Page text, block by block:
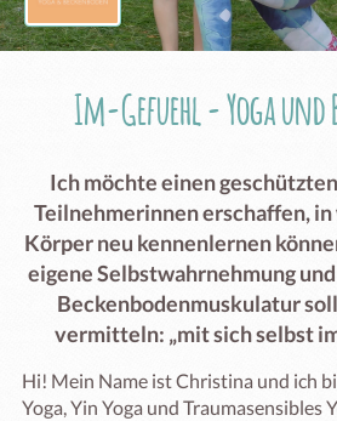
Im-Gefuehl - Yoga und
Ich möchte einen
Teilnehmerinnen erschaffen,
Körper neu kennenlernen
eigene Selbstwahrnehmung
Beckenbodenmuskulatur
vermitteln: „mit sich selbst
Hi! Mein Name ist Christina und ich
Yoga, Yin Yoga und Traumasensibles